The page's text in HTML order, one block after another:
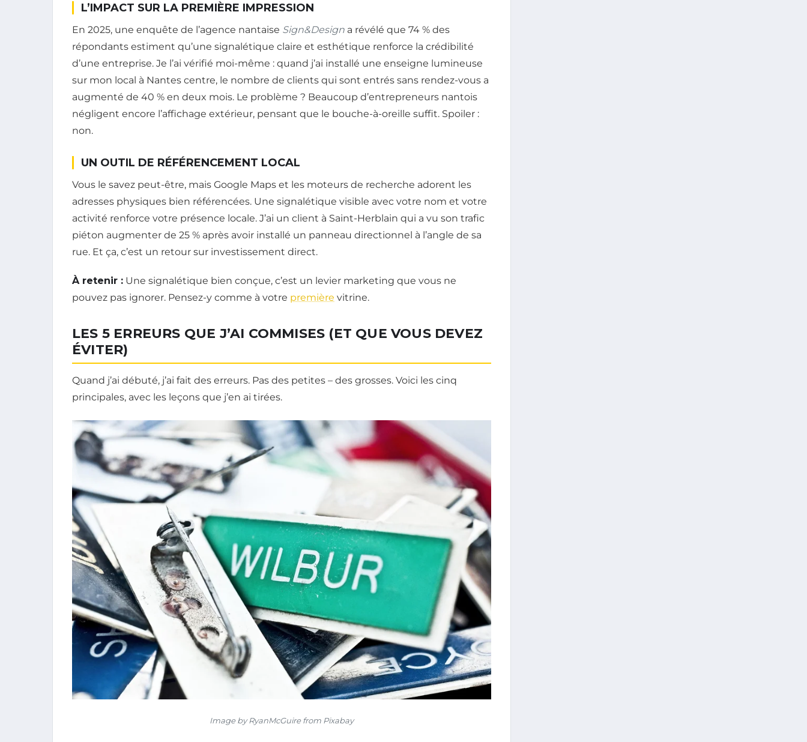
L’IMPACT SUR LA PREMIÈRE IMPRESSION
En 2025, une enquête de l’agence nantaise Sign&Design a révélé que 74 % des
répondants estiment qu’une signalétique claire et esthétique renforce la crédibilité
d’une entreprise. Je l’ai vérifié moi-même : quand j’ai installé une enseigne lumineuse
sur mon local à Nantes centre, le nombre de clients qui sont entrés sans rendez-vous a
augmenté de 40 % en deux mois. Le problème ? Beaucoup d’entrepreneurs nantois
négligent encore l’affichage extérieur, pensant que le bouche-à-oreille suffit. Spoiler :
non.
UN OUTIL DE RÉFÉRENCEMENT LOCAL
Vous le savez peut-être, mais Google Maps et les moteurs de recherche adorent les
adresses physiques bien référencées. Une signalétique visible avec votre nom et votre
activité renforce votre présence locale. J’ai un client à Saint-Herblain qui a vu son trafic
piéton augmenter de 25 % après avoir installé un panneau directionnel à l’angle de sa
rue. Et ça, c’est un retour sur investissement direct.
À retenir : Une signalétique bien conçue, c’est un levier marketing que vous ne
pouvez pas ignorer. Pensez-y comme à votre première vitrine.
LES 5 ERREURS QUE J’AI COMMISES (ET QUE VOUS DEVEZ
ÉVITER)
Quand j’ai débuté, j’ai fait des erreurs. Pas des petites – des grosses. Voici les cinq
principales, avec les leçons que j’en ai tirées.
Image by RyanMcGuire from Pixabay